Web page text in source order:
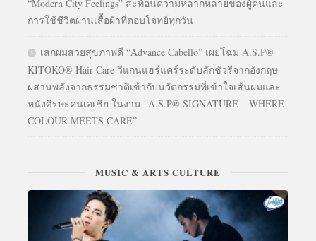
“Modern City Feelings” สะท้อนความหลากหลายของผู้คนและ
การใช้ชีวิตผ่านเสื้อผ้าที่ตอบโจทย์ทุกวัน
เสกผมสวยสุขภาพดี “Advance Cabello” เผยโฉม A.S.P®
KITOKO® Hair Care วีแกนแฮร์แคร์ระดับลักชัวรีจากอังกฤษ
ผสานพลังจากธรรมชาติเข้ากับนวัตกรรมที่เข้าใจเส้นผมและ
หนังศีรษะคนเอเชีย ในงาน “A.S.P® SIGNATURE – WHERE
COLOUR MEETS CARE”
MUSIC & ARTS CULTURE